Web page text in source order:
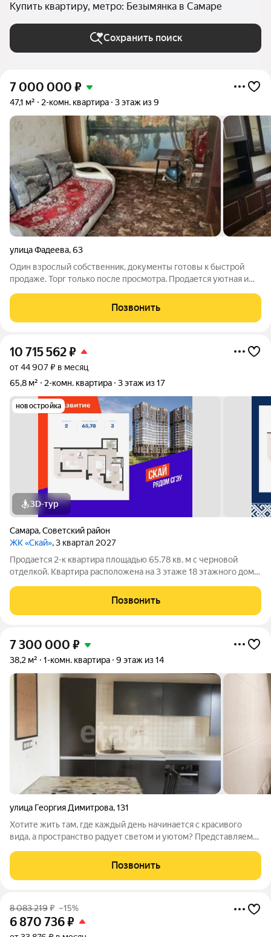
Купить квартиру, метро: Безымянка в Самаре
Сохранить поиск
7 000 000 ₽
47,1 м² 2-комн. квартира 3 этаж из 9
улица Фадеева,63
Один взрослый собственник, документы готовы к быстрой
продаже. Торг только после просмотра. Продается уютная и
идеальное место для семейной жизни, где все необходимое
находится в шаговой
Позвонить
10 715 562₽
от 44 907 ₽ в месяц
65,8 м²
2-комн. квартира 3 этаж из 17
новостройка
3D-тур
Самара,Советский район
ЖК «Скай», 3 квартал 2027
Продается 2-к квартира площадью 65.78 кв. м с черновой
отделкой. Квартира расположена на 3 этаже 18 этажного дома,
безопасные зелёные дворы, детские и спортивные площадки.
Панорамные виды на
Позвонить
7 300 000 ₽
38,2 м² 1-комн. квартира 9 этаж из 14
улица Георгия Димитрова,131
Хотите жить там, где каждый день начинается с красивого
вида, а пространство радует светом и уютом? Представляем
идеальное место для комфортной жизни и отдыха. Студия
наполнена естественным
Позвонить
8 083 219₽ –15%
6 870 736₽